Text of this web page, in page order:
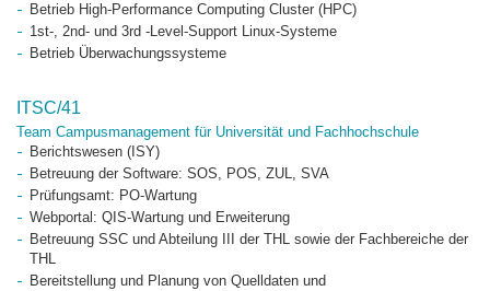
Betrieb High-Performance Computing Cluster (HPC)
1st-, 2nd- und 3rd -Level-Support Linux-Systeme
Betrieb Überwachungssysteme
ITSC/41
Team Campusmanagement für Universität und Fachhochschule
Berichtswesen (ISY)
Betreuung der Software: SOS, POS, ZUL, SVA
Prüfungsamt: PO-Wartung
Webportal: QIS-Wartung und Erweiterung
Betreuung SSC und Abteilung III der THL sowie der Fachbereiche der
THL
Bereitstellung und Planung von Quelldaten und